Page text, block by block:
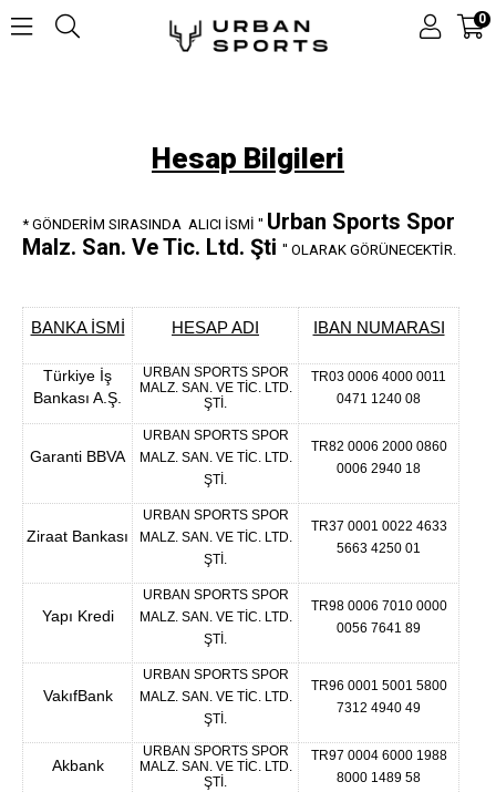
0
Hesap Bilgileri
* GÖNDERİM SIRASINDA ALICI İSMİ '' Urban Sports Spor
Malz. San. Ve Tic. Ltd. Şti '' OLARAK GÖRÜNECEKTİR.
BANKA İSMİ HESAP ADI IBAN NUMARASI
Türkiye İş
Bankası A.Ş.
URBAN SPORTS SPOR
MALZ. SAN. VE TİC. LTD.
ŞTİ.
TR03 0006 4000 0011
0471 1240 08
Garanti BBVA
URBAN SPORTS SPOR
MALZ. SAN. VE TİC. LTD.
ŞTİ.
TR82 0006 2000 0860
0006 2940 18
Ziraat Bankası
URBAN SPORTS SPOR
MALZ. SAN. VE TİC. LTD.
ŞTİ.
TR37 0001 0022 4633
5663 4250 01
Yapı Kredi
URBAN SPORTS SPOR
MALZ. SAN. VE TİC. LTD.
ŞTİ.
TR98 0006 7010 0000
0056 7641 89
VakıfBank
URBAN SPORTS SPOR
MALZ. SAN. VE TİC. LTD.
ŞTİ.
TR96 0001 5001 5800
7312 4940 49
Akbank
URBAN SPORTS SPOR
MALZ. SAN. VE TİC. LTD.
ŞTİ.
TR97 0004 6000 1988
8000 1489 58